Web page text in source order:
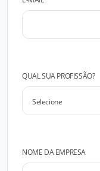
QUAL SUA PROFISSÃO?
NOME DA EMPRESA